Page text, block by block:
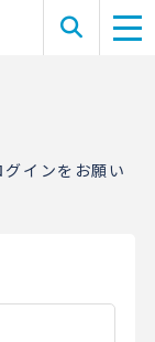
インをお願い